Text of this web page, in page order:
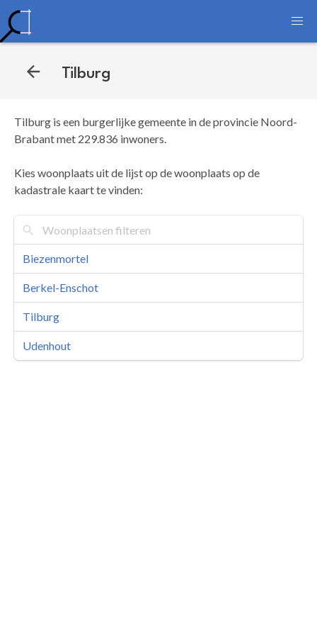
Tilburg
Tilburg is een burgerlijke gemeente in de provincie Noord-
Brabant met 229.836 inwoners.
Kies woonplaats uit de lijst op de woonplaats op de
kadastrale kaart te vinden:
Biezenmortel
Berkel-Enschot
Tilburg
Udenhout